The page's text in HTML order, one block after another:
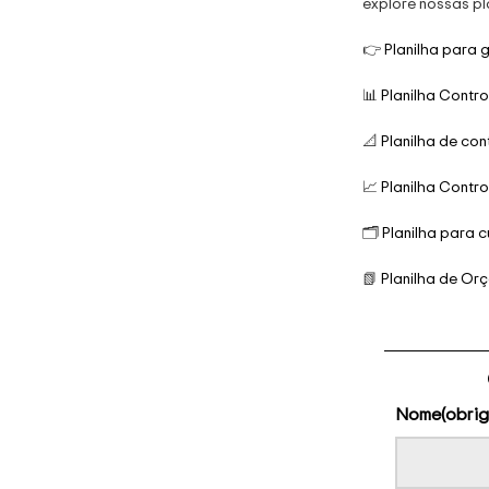
👉Planilha para
📊 Planilha
📐 Planilha de
📈 Planilha
🗂️Planilha para
📗 Planilha de
Nome